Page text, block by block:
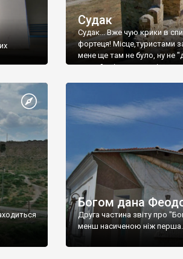
Судак
Судак... Вже чую крики в
фортеця! Місце,туристами
мене ще там не було, ну не
принаймні до цього літа.
Богом дана
Друга частина звіту про
менш насиченою ніж перша.